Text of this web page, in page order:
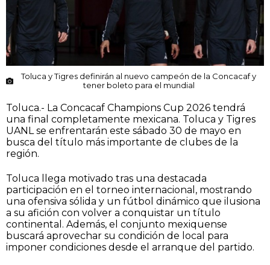
Toluca y Tigres definirán al nuevo campeón de la Concacaf y
tener boleto para el mundial
Toluca.- La Concacaf Champions Cup 2026 tendrá
una final completamente mexicana. Toluca y Tigres
UANL se enfrentarán este sábado 30 de mayo en
busca del título más importante de clubes de la
región.
Toluca llega motivado tras una destacada
participación en el torneo internacional, mostrando
una ofensiva sólida y un fútbol dinámico que ilusiona
a su afición con volver a conquistar un título
continental. Además, el conjunto mexiquense
buscará aprovechar su condición de local para
imponer condiciones desde el arranque del partido.